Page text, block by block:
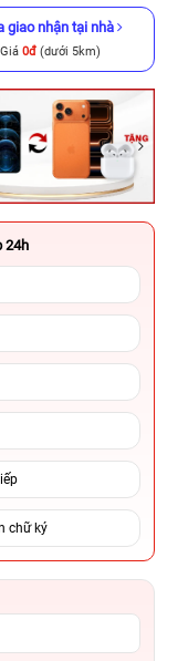
giao nhận tại nhà
Giá 0đ (dưới 5km)
24h
chữ ký